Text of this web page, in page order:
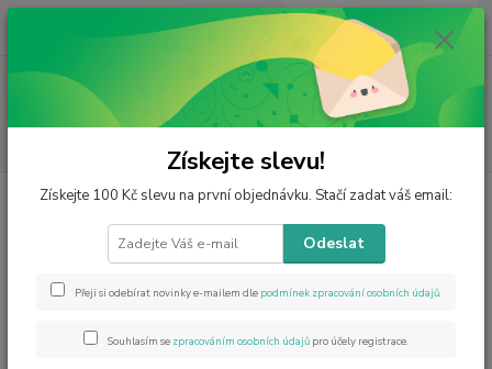
ks
0 Kč
Úvod Ostatní Šperky z chirurgické oceli
Naušnice z chir.oceli s
Naušnice z chir.oceli s hematitem
-JIN JANG
Získejte slevu!
Získejte 100 Kč slevu na první objednávku. Stačí zadat váš email:
Odeslat
Přeji si odebírat novinky e-mailem dle podmínek zpracování osobních údajů.
Souhlasím se zpracováním osobních údajů pro účely registrace.